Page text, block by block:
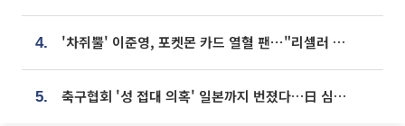
4. '차쥐뿔' 이준영, 포켓몬 카드 열혈 팬⋯"리셀러 처단할 것"
5. 축구협회 '성 접대 의혹' 일본까지 번졌다…日 심판 실명 공개